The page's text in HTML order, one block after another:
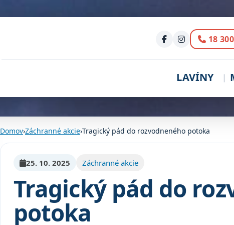
18 300
LAVÍNY
Domov›Záchranné akcie›Tragický pád do rozvodneného potoka
25. 10. 2025 Záchranné akcie
Tragický pád do
potoka